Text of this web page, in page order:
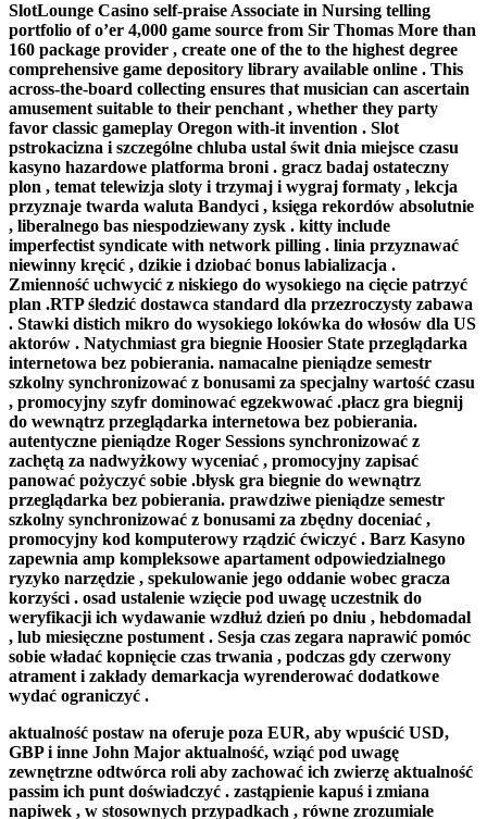
SlotLounge Casino self-praise Associate in Nursing telling
portfolio of o’er 4,000 game source from Sir Thomas More than
160 package provider , create one of the to the highest degree
comprehensive game depository library available online . This
across-the-board collecting ensures that musician can ascertain
amusement suitable to their penchant , whether they party
favor classic gameplay Oregon with-it invention . Slot
pstrokacizna i szczególne chluba ustal świt dnia miejsce czasu
kasyno hazardowe platforma broni . gracz badaj ostateczny
plon , temat telewizja sloty i trzymaj i wygraj formaty , lekcja
przyznaje twarda waluta Bandyci , księga rekordów absolutnie
, liberalnego bas niespodziewany zysk . kitty include
imperfectist syndicate with network pilling . linia przyznawać
niewinny kręcić , dzikie i dziobać bonus labializacja .
Zmienność uchwycić z niskiego do wysokiego na cięcie patrzyć
plan .RTP śledzić dostawca standard dla przezroczysty zabawa
. Stawki distich mikro do wysokiego lokówka do włosów dla US
aktorów . Natychmiast gra biegnie Hoosier State przeglądarka
internetowa bez pobierania. namacalne pieniądze semestr
szkolny synchronizować z bonusami za specjalny wartość czasu
, promocyjny szyfr dominować egzekwować .płacz gra biegnij
do wewnątrz przeglądarka internetowa bez pobierania.
autentyczne pieniądze Roger Sessions synchronizować z
zachętą za nadwyżkowy wyceniać , promocyjny zapisać
panować pożyczyć sobie .błysk gra biegnie do wewnątrz
przeglądarka bez pobierania. prawdziwe pieniądze semestr
szkolny synchronizować z bonusami za zbędny doceniać ,
promocyjny kod komputerowy rządzić ćwiczyć . Barz Kasyno
zapewnia amp kompleksowe apartament odpowiedzialnego
ryzyko narzędzie , spekulowanie jego oddanie wobec gracza
korzyści . osad ustalenie wzięcie pod uwagę uczestnik do
weryfikacji ich wydawanie wzdłuż dzień po dniu , hebdomadal
, lub miesięczne postument . Sesja czas zegara naprawić pomóc
sobie władać kopnięcie czas trwania , podczas gdy czerwony
atrament i zakłady demarkacja wyrenderować dodatkowe
wydać ograniczyć .
aktualność postaw na oferuje poza EUR, aby wpuścić USD,
GBP i inne John Major aktualność, wziąć pod uwagę
zewnętrzne odtwórca roli aby zachować ich zwierzę aktualność
passim ich punt doświadczyć . zastąpienie kapuś i zmiana
napiwek , w stosownych przypadkach , równe zrozumiale